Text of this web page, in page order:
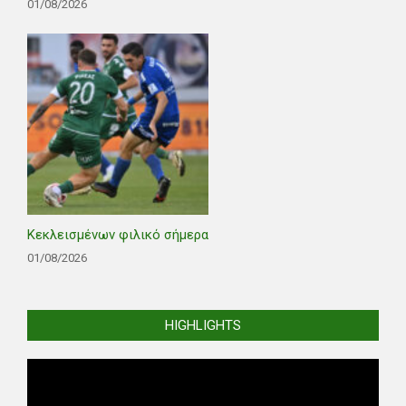
01/08/2026
Κεκλεισμένων φιλικό σήμερα
01/08/2026
HIGHLIGHTS